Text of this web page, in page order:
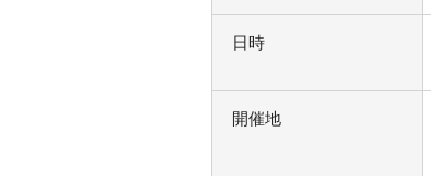
日時
開催地